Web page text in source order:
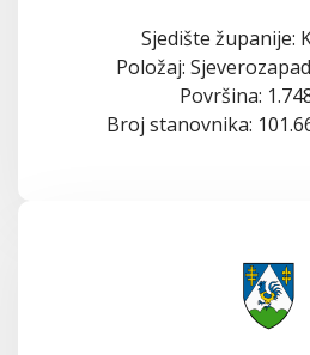
Sjedište županije:
Položaj:
Površina:
Broj stanovnika: